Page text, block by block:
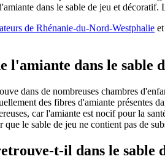
dans le sable de jeu et
de Rhénanie-du-Nord-Westphalie et
l'amiante dans le sable
dans de nombreuses chambres
des fibres d'amiante présentes
car l'amiante est nocif pour la
le sable de jeu ne contient pas de
t-il dans le sable